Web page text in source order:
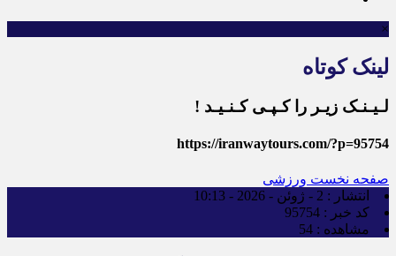
×
لینک کوتاه
لـیـنـک زیـر را کـپـی کـنـیـد !
https://iranwaytours.com/?p=95754
صفحه نخست ورزشی
انتشار : 2 - ژوئن - 2026 - 10:13
کد خبر : 95754
مشاهده : 54